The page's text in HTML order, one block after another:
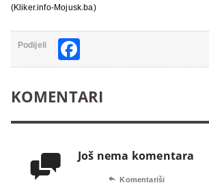
(Kliker.info-Mojusk.ba)
Podijeli
KOMENTARI
 Još nema komentara
 Komentariši